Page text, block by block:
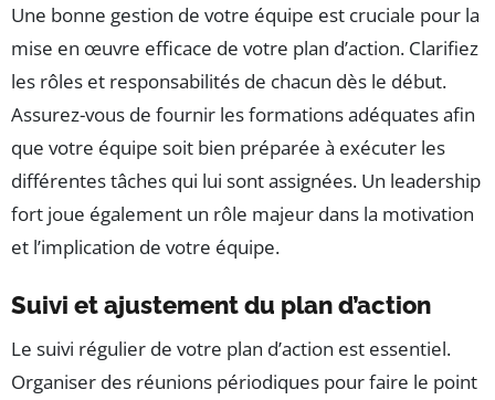
Une bonne gestion de votre équipe est cruciale pour la
mise en œuvre efficace de votre plan d’action. Clarifiez
les rôles et responsabilités de chacun dès le début.
Assurez-vous de fournir les formations adéquates afin
que votre équipe soit bien préparée à exécuter les
différentes tâches qui lui sont assignées. Un leadership
fort joue également un rôle majeur dans la motivation
et l’implication de votre équipe.
Suivi et ajustement du plan d’action
Le suivi régulier de votre plan d’action est essentiel.
Organiser des réunions périodiques pour faire le point